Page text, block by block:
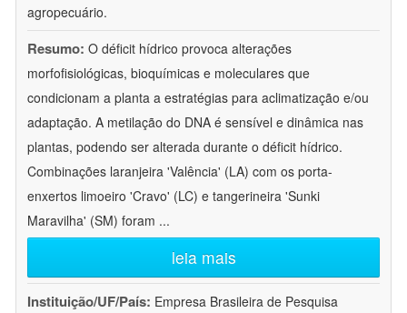
agropecuário.
Resumo: O déficit hídrico provoca alterações
morfofisiológicas, bioquímicas e moleculares que
condicionam a planta a estratégias para aclimatização e/ou
adaptação. A metilação do DNA é sensível e dinâmica nas
plantas, podendo ser alterada durante o déficit hídrico.
Combinações laranjeira 'Valência' (LA) com os porta-
enxertos limoeiro 'Cravo' (LC) e tangerineira 'Sunki
Maravilha' (SM) foram ...
leia mais
Instituição/UF/País: Empresa Brasileira de Pesquisa